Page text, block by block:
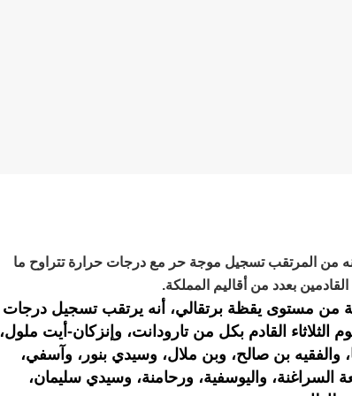
بأنه من المرتقب تسجيل موجة حر مع درجات حرارة تتراوح ما
من مستوى يقظة برتقالي، أنه يرتقب تسجيل درجات
ما بين 37 و41 درجة يوم الثلاثاء القادم بكل من تارودانت، وإنزكان-أيت ملول،
والفقيه بن صالح، وبن ملال، وسيدي بنور، وآسفي،
واليوسفية، ورحامنة، وسيدي سليمان،